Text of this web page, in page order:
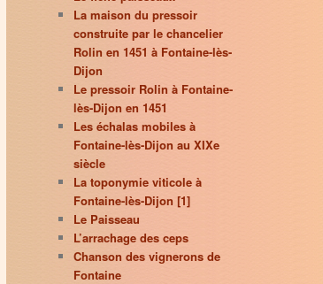
La maison du pressoir
construite par le chancelier
Rolin en 1451 à Fontaine-lès-
Dijon
Le pressoir Rolin à Fontaine-
lès-Dijon en 1451
Les échalas mobiles à
Fontaine-lès-Dijon au XIXe
siècle
La toponymie viticole à
Fontaine-lès-Dijon [1]
Le Paisseau
L’arrachage des ceps
Chanson des vignerons de
Fontaine